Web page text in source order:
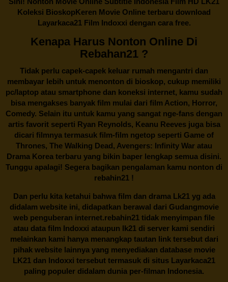
Koleksi BioskopKeren Movie Online terbaru download
Layarkaca21 Film Indoxxi dengan cara free.
Kenapa Harus Nonton Online Di
Rebahan21 ?
Tidak perlu capek-capek keluar rumah mengantri dan
membayar lebih untuk menonton di bioskop, cukup memiliki
pc/laptop atau smartphone dan koneksi internet, kamu sudah
bisa mengakses banyak film mulai dari film Action, Horror,
Comedy. Selain itu untuk kamu yang sangat nge-fans dengan
artis favorit seperti Ryan Reynolds, Keanu Reeves juga bisa
dicari filmnya termasuk film-film ngetop seperti Game of
Thrones, The Walking Dead, Avengers: Infinity War atau
Drama Korea terbaru yang bikin baper lengkap semua disini.
Tunggu apalagi! Segera bagikan pengalaman kamu nonton di
rebahin21 !
Dan perlu kita ketahui bahwa film dan dramaLk21yg ada
didalam website ini, didapatkan berawal dari Gudangmovie
web penguberan internet.rebahin21 tidak menyimpan file
atau data film Indoxxi ataupun lk21 di server kami sendiri
melainkan kami hanya menangkap tautan link tersebut dari
pihak website lainnya yang menyediakan database movie
LK21 dan Indoxxi tersebut termasuk di situs Layarkaca21
paling populer didalam dunia per-filman Indonesia.